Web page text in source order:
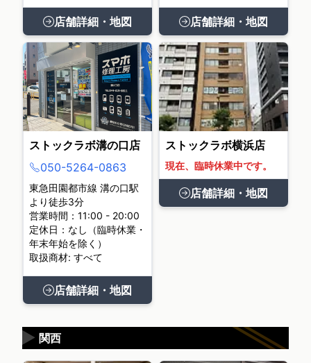
店舗詳細・地図 店舗詳細・地図
ストックラボ溝の口店
050-5264-0863
東急田園都市線 溝の口駅
より徒歩3分
営業時間：11:00 - 20:00
定休日：なし（臨時休業・
年末年始を除く）
取扱商材: すべて
店舗詳細・地図
ストックラボ横浜店
現在、臨時休業中です。
店舗詳細・地図
関西
▶